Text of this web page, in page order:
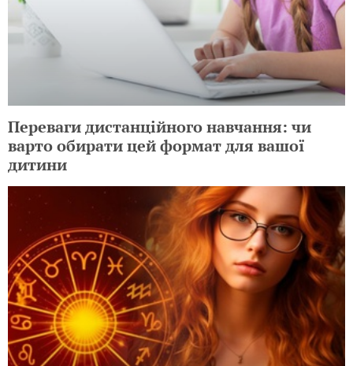
Переваги дистанційного навчання: чи
варто обирати цей формат для вашої
дитини